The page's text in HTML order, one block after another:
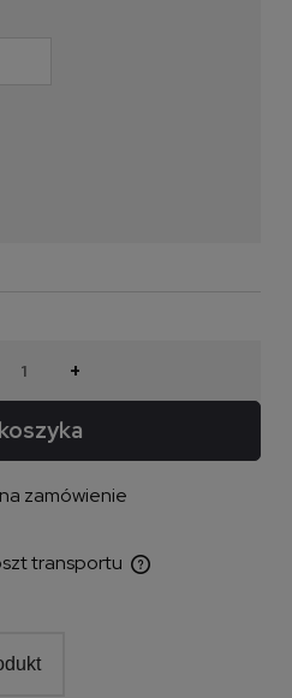
+
zamówienie
transportu
kosztów płatności